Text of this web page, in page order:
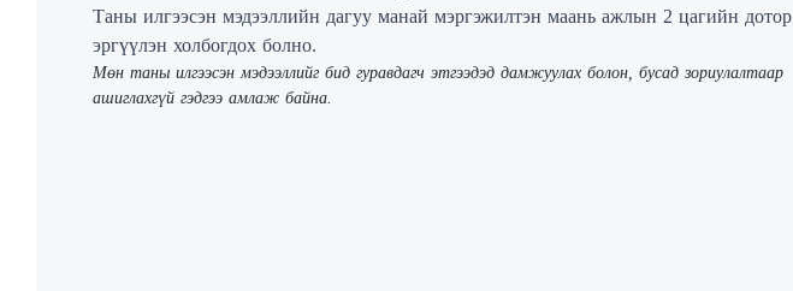
Таны илгээсэн мэдээллийн дагуу манай мэргэжилтэн маань ажлын 2 цагийн дотор
эргүүлэн холбогдох болно.
Мөн таны илгээсэн мэдээллийг бид гуравдагч этгээдэд дамжуулах болон, бусад зориулалтаар
ашиглахгүй гэдгээ амлаж байна.